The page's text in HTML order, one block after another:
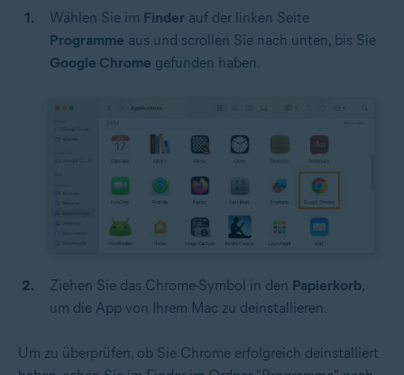
Wählen Sie im Finder auf der linken Seite
Programme aus und scrollen Sie nach unten, bis Sie
Google Chrome gefunden haben.
Ziehen Sie das Chrome-Symbol in den Papierkorb,
um die App von Ihrem Mac zu deinstallieren.
Um zu überprüfen, ob Sie Chrome erfolgreich deinstalliert